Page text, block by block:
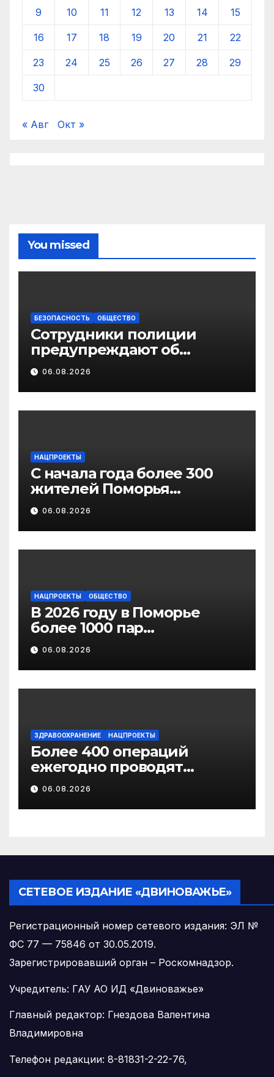
9 10 11 12 13 14 15
16 17 18 19 20 21 22
23 24 25 26 27 28 29
30
« Авг Окт »
You missed
БЕЗОПАСНОСТЬ ОБЩЕСТВО
Сотрудники полиции
предупреждают об
участившихся случаях
мошенничества в
отношении родственников
участников СВО
06.08.2026
НАЦПРОЕКТЫ
С начала года более 300
жителей Поморья
получили выплату на
газификацию
06.08.2026
НАЦПРОЕКТЫ ОБЩЕСТВО
В 2026 году в Поморье
более 1000 пар
новобрачных получили
«Сертификат
молодоженов»
06.08.2026
ЗДРАВООХРАНЕНИЕ НАЦПРОЕКТЫ
Более 400 операций
ежегодно проводят
торакальные хирурги
Архангельского
онкодиспансера
06.08.2026
СЕТЕВОЕ ИЗДАНИЕ «ДВИНОВАЖЬЕ»
Регистрационный номер сетевого издания: ЭЛ №
ФС 77 — 75846 от 30.05.2019.
Зарегистрировавший орган – Роскомнадзор.
Учредитель: ГАУ АО ИД «Двиноважье»
Главный редактор: Гнездова Валентина
Владимировна
Телефон редакции: 8-81831-2-22-76,